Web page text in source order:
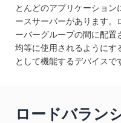
とんどのアプリケーション
ースサーバーがあります。
ーバーグループの間に配置
均等に使用されるようにす
として機能するデバイスで
ロードバラン